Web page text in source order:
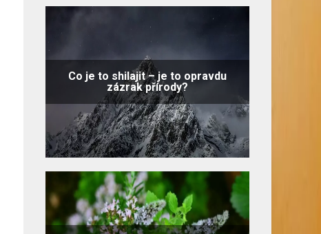
Co je to shilajit – je to opravdu
zázrak přírody?